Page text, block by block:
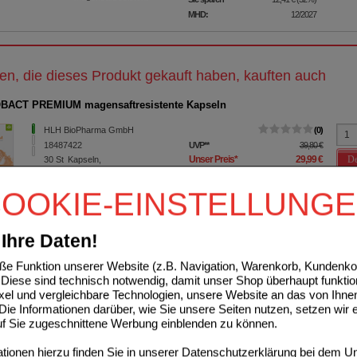
Daten!
Funktion unserer Website (z.B. Navigation, Warenkorb,
sind technisch notwendig, damit unser Shop überhaupt
und vergleichbare Technologien, unsere Website an das von
Informationen darüber, wie Sie unsere Seiten nutzen, setzen wir
Sie zugeschnittene Werbung einblenden zu können.
hierzu finden Sie in unserer Datenschutzerklärung bei dem
MHD:
12/2027
die dieses Produkt gekauft haben, kauften auch
PREMIUM magensaftresistente Kapseln
HLH BioPharma GmbH
18487422
30St Kapseln,
0
UVP** 39,80 €
Unser Preis* 29,99 €
09315320
500ml Flüssigkeit
UVP ** 24,95 €
Unser Preis * 19,89 €
Sie sparen 5,06 €(20%)
Grundpreis
39,78 €pro 1 l
MHD: